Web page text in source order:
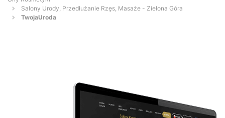
Salony Urody, Przedłużanie Rzęs, Masaże - Zielona Góra
TwojaUroda